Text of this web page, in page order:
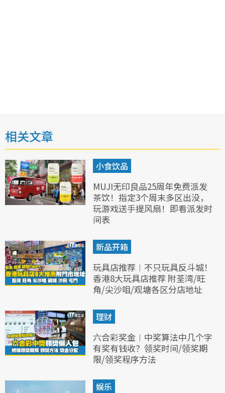
相关文章
小食饮品
MUJI无印良品25周年免费派发
茶饮！指定3个周末多区出没，
玩游戏送手提风扇！即看派发时
间表
新品开箱
玩具店推荐︱不只玩具反斗城！
香港8大玩具店推荐 附荃湾/旺
角/尖沙咀/观塘各区分店地址
理财
六合彩奖金︱中奖算法中几个字
有奖有钱收？领奖时间/领奖期
限/领奖程序方法
娱乐